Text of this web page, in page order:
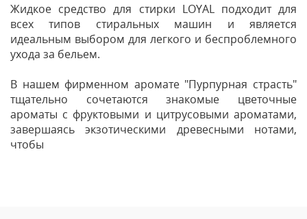
Жидкое средство для стирки LOYAL подходит для
всех типов стиральных машин и является
идеальным выбором для легкого и беспроблемного
ухода за бельем.
В нашем фирменном аромате "Пурпурная страсть"
тщательно сочетаются знакомые цветочные
ароматы с фруктовыми и цитрусовыми ароматами,
завершаясь экзотическими древесными нотами,
чтобы